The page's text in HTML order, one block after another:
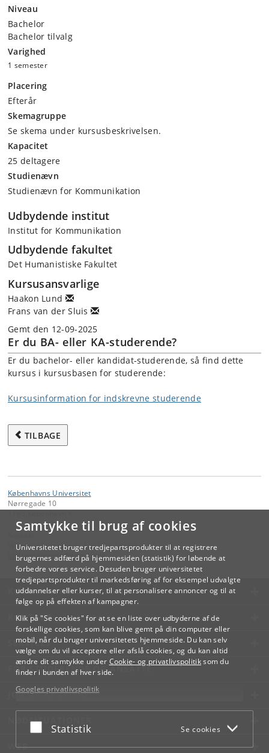
Samtykke til brug af cookies
Universitetet bruger tredjepartsprodukter til at registrere
brugernes adfærd på hjemmesiden (statistik) for løbende at
forbedre vores service. Desuden bruger universitetet
tredjepartsprodukter til markedsføring af for eksempel udvalgte
uddannelser eller kurser, til at personalisere annoncer og til at
følge op på effekten af kampagner.
Klik på "Se cookies" for at se en liste over udbyderne af de
forskellige cookies, som kan blive gemt på din computer eller
mobil, når du bruger universitetets hjemmeside. Du kan selv
vælge om du vil acceptere eller afslå cookies, og du kan altid
ændre dit samtykke under Cookie- og privatlivspolitiksom du
finder i bunden af hver side.
Googles privatlivspolitik
Acceptér eller afslå
Statistik Se cookies
Niveau
Bachelor
Bachelor tilvalg
Varighed
1 semester
Placering
Efterår
Skemagruppe
Se skema under kursusbeskrivelsen.
Kapacitet
25 deltagere
Studienævn
Studienævn for Kommunikation
Udbydende institut
Institut for Kommunikation
Udbydende fakultet
Det Humanistiske Fakultet
Kursusansvarlige
Haakon Lund
Frans van der Sluis
Gemt den 12-09-2025
Er du BA- eller KA-studerende?
Er du bachelor- eller kandidat-studerende, så find dette
kursus i kursusbasen for studerende:
Kursusinformation for indskrevne studerende
TILBAGE
Københavns Universitet
Nørregade 10
Videreuddannelse og Livslang Læring
lifelonglearning@adm.ku.dk
KØBENHAVNS UNIVERSITET
KONTAKT
SERVICES
FOR STUDERENDE OG ANSATTE
JOB OG KARRIERE
NØDSITUATIONER
WEB